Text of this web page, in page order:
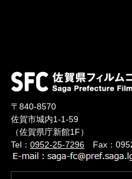
〒840-8570
佐賀市城内1-1-59
（佐賀県庁新館1F）
Tel： 0952-25-7296Fax：